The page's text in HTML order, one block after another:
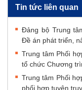
Tin tức liên quan
Đảng bộ Trung
Đề án phát triển,
Trung tâm Phối
tổ chức Chương
Trung tâm Phối
phối hợp tuyên